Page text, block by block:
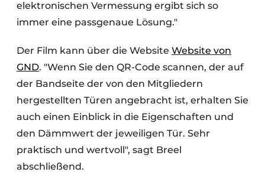
elektronischen Vermessung ergibt sich so
immer eine passgenaue Lösung."
Der Film kann über die Website Website von
GND. "Wenn Sie den QR-Code scannen, der auf
der Bandseite der von den Mitgliedern
hergestellten Türen angebracht ist, erhalten Sie
auch einen Einblick in die Eigenschaften und
den Dämmwert der jeweiligen Tür. Sehr
praktisch und wertvoll", sagt Breel
abschließend.